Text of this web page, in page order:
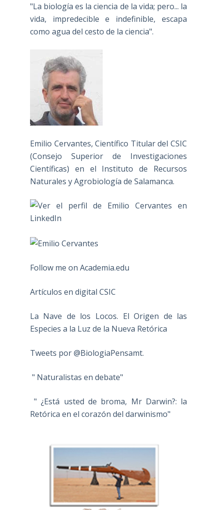
"La biología es la ciencia de la vida; pero... la
vida, impredecible e indefinible, escapa
como agua del cesto de la ciencia".
Emilio Cervantes, Científico Titular del CSIC
(Consejo Superior de Investigaciones
Científicas) en el Instituto de Recursos
Naturales y Agrobiología de Salamanca.
Follow me on Academia.edu
Artículos en digital CSIC
La Nave de los Locos. El Origen de las
Especies a la Luz de la Nueva Retórica
Tweets por @BiologiaPensamt.
" Naturalistas en debate"
" ¿Está usted de broma, Mr Darwin?: la
Retórica en el corazón del darwinismo"